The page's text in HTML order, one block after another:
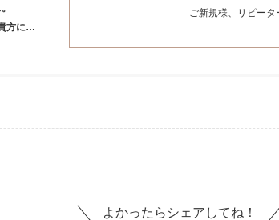
方に…
ご新規様、リピー
よかったらシェアしてね！